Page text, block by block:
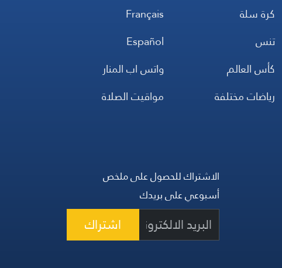
كرة سلة
تنس
كأس العالم
رياضات مختلفة
Français
Español
واتس اب المنار
مواقيت الصلاة
الاشتراك للحصول على ملخص
أسبوعي على بريدك
اشتراك